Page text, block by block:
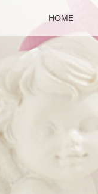
HOME